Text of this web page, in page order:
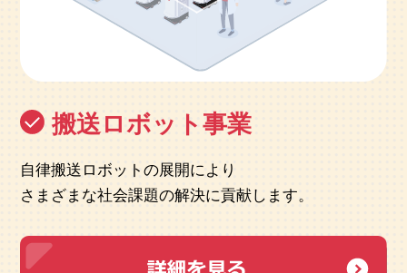
搬送ロボット事業
自律搬送ロボットの展開により
さまざまな社会課題の解決に貢献します。